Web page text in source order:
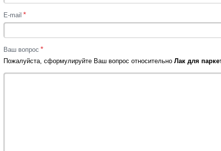
E-mail *
Ваш вопрос *
Пожалуйста, сформулируйте Ваш вопрос относительно Лак для